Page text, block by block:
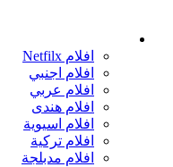
افلام Netfilx
افلام اجنبي
افلام عربي
افلام هندى
افلام اسيوية
افلام تركية
افلام مدبلجة